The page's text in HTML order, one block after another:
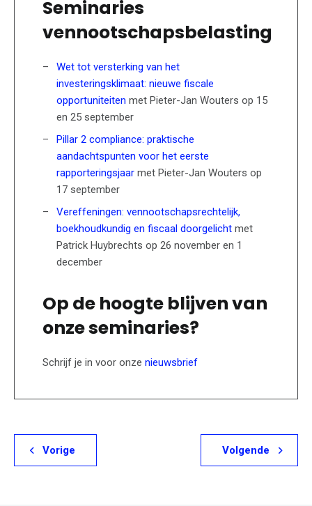
Seminaries
vennootschapsbelasting
Wet tot versterking van het
investeringsklimaat: nieuwe fiscale
opportuniteiten met Pieter-Jan Wouters op 15
en 25 september
Pillar 2 compliance: praktische
aandachtspunten voor het eerste
rapporteringsjaar met Pieter-Jan Wouters op
17 september
Vereffeningen: vennootschapsrechtelijk,
boekhoudkundig en fiscaal doorgelicht met
Patrick Huybrechts op 26 november en 1
december
Op de hoogte blijven van
onze seminaries?
Schrijf je in voor onze nieuwsbrief
Vorige Volgende